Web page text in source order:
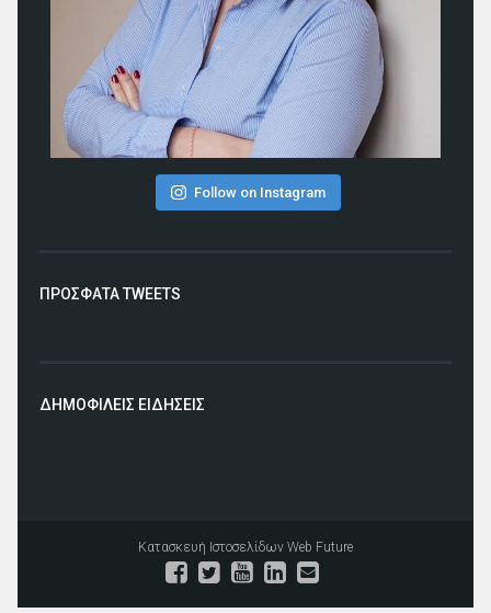
Follow on Instagram
ΠΡΟΣΦΑΤΑ TWEETS
ΔΗΜΟΦΙΛΕΙΣ ΕΙΔΗΣΕΙΣ
Κατασκευή Ιστοσελίδων Web Future